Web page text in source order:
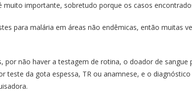
importante, sobretudo porque os casos
para malária em áreas não endêmicas, então muitas
por não haver a testagem de rotina, o doador de
teste da gota espessa, TR ou anamnese, e o